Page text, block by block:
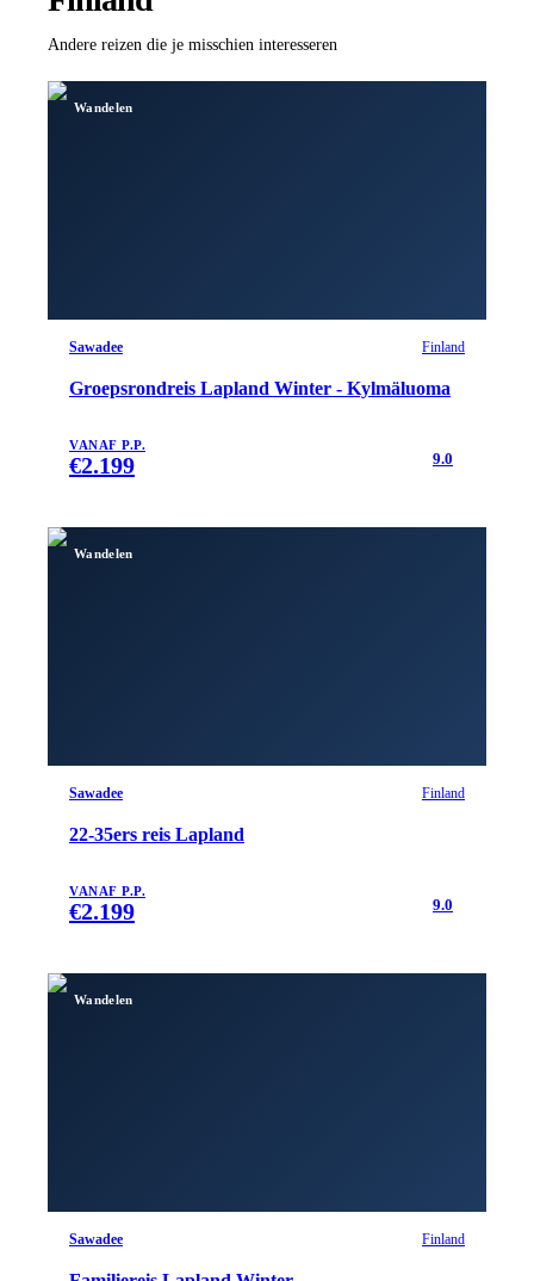
Andere reizen die je misschien interesseren
Wandelen
Sawadee Finland
Groepsrondreis Lapland Winter - Kylmäluoma
VANAF P.P.
€2.199 9.0
Wandelen
Sawadee Finland
22-35ers reis Lapland
VANAF P.P.
€2.199 9.0
Wandelen
Sawadee Finland